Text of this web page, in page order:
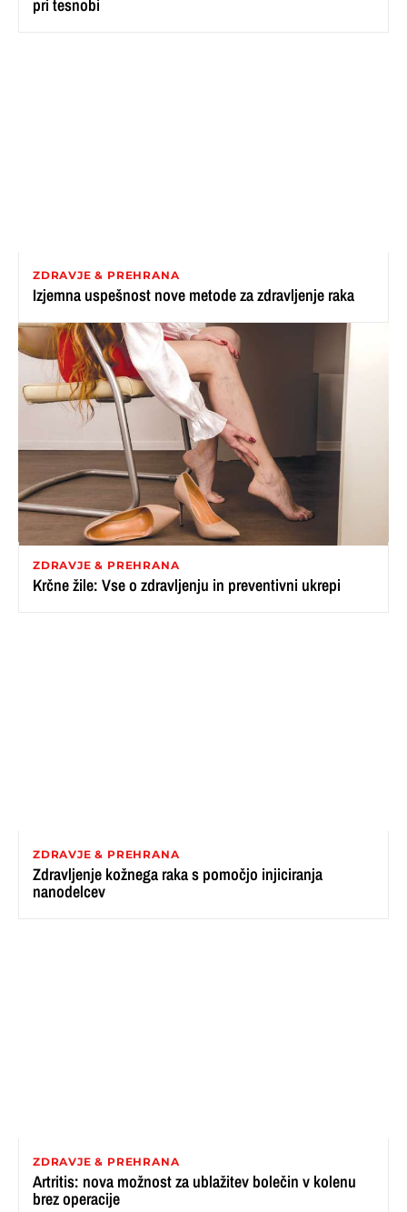
pri tesnobi
ZDRAVJE & PREHRANA
Izjemna uspešnost nove metode za zdravljenje raka
ZDRAVJE & PREHRANA
Krčne žile: Vse o zdravljenju in preventivni ukrepi
ZDRAVJE & PREHRANA
Zdravljenje kožnega raka s pomočjo injiciranja
nanodelcev
ZDRAVJE & PREHRANA
Artritis: nova možnost za ublažitev bolečin v kolenu
brez operacije